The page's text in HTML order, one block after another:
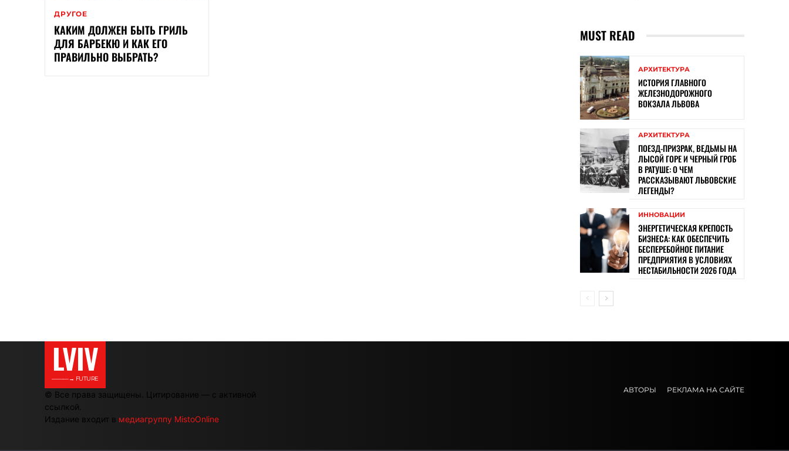
ДРУГОЕ
КАКИМ ДОЛЖЕН БЫТЬ ГРИЛЬ
ДЛЯ БАРБЕКЮ И КАК ЕГО
ПРАВИЛЬНО ВЫБРАТЬ?
MUST READ
АРХИТЕКТУРА
ИСТОРИЯ ГЛАВНОГО
ЖЕЛЕЗНОДОРОЖНОГО
ВОКЗАЛА ЛЬВОВА
АРХИТЕКТУРА
ПОЕЗД-ПРИЗРАК, ВЕДЬМЫ НА
ЛЫСОЙ ГОРЕ И ЧЕРНЫЙ ГРОБ
В РАТУШЕ: О ЧЕМ
РАССКАЗЫВАЮТ ЛЬВОВСКИЕ
ЛЕГЕНДЫ?
ИННОВАЦИИ
ЭНЕРГЕТИЧЕСКАЯ КРЕПОСТЬ
БИЗНЕСА: КАК ОБЕСПЕЧИТЬ
БЕСПЕРЕБОЙНОЕ ПИТАНИЕ
ПРЕДПРИЯТИЯ В УСЛОВИЯХ
НЕСТАБИЛЬНОСТИ 2026 ГОДА
LVIV
———→ FUTURE
© Все права защищены. Цитирование — с активной
ссылкой.
Издание входит в медиагруппу MistoOnline
АВТОРЫ РЕКЛАМА НА САЙТЕ